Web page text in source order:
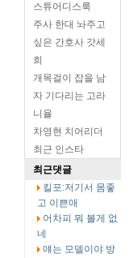
스튜어디스룩
주사 한대 놔주고
싶은 간호사 갓세
희
개목걸이 잡을 남
자 기다리는 고라
니율
차영현 치어리더
최근 인스타
최근댓글
킬포:저기서 몸좋
고 이쁜애
어차피 뭐 볼게 없
네
얘는 모델이야 방